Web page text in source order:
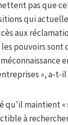
pas que
qui
aux
pouvoirs sont
», a-t-il
qu'il maintient «
à